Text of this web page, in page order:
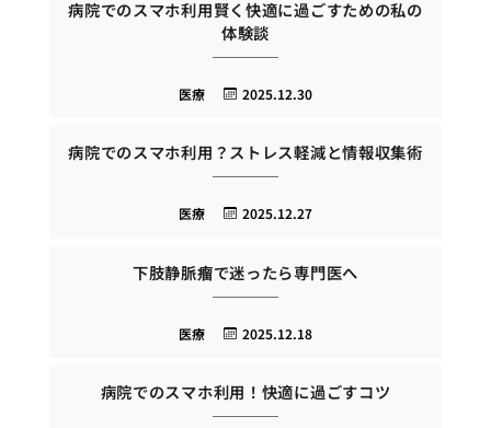
病院でのスマホ利用賢く快適に過ごすための私の
体験談
2025.12.30
医療
病院でのスマホ利用？ストレス軽減と情報収集術
2025.12.27
医療
下肢静脈瘤で迷ったら専門医へ
2025.12.18
医療
病院でのスマホ利用！快適に過ごすコツ